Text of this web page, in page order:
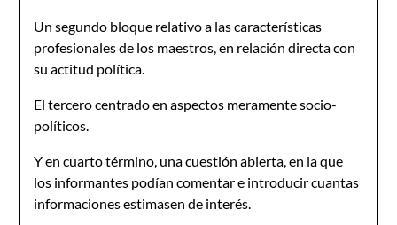
Un segundo bloque relativo a las características
profesionales de los maestros, en relación directa con
su actitud política.
El tercero centrado en aspectos meramente socio-
políticos.
Y en cuarto término, una cuestión abierta, en la que
los informantes podían comentar e introducir cuantas
informaciones estimasen de interés.